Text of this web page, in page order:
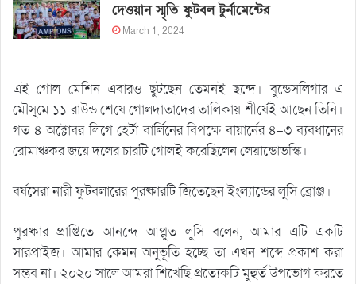
দেওয়ান স্মৃতি ফুটবল টুর্নামেন্টের
March 1, 2024
এই গোল মেশিন এবারও ছুটছেন তেমনই ছন্দে। বুন্ডেসলিগার এ
মৌসুমে ১১ রাউন্ড শেষে গোলদাতাদের তালিকায় শীর্ষেই আছেন তিনি।
গত ৪ অক্টোবর লিগে হের্টা বার্লিনের বিপক্ষে বায়ার্নের ৪-৩ ব্যবধানের
রোমাঞ্চকর জয়ে দলের চারটি গোলই করেছিলেন লেয়ান্ডোভস্কি।
বর্ষসেরা নারী ফুটবলারের পুরষ্কারটি জিতেছেন ইংল্যান্ডের লুসি ব্রোঞ্জ।
পুরষ্কার প্রাপ্তিতে আনন্দে আপ্লুত লুসি বলেন, আমার এটি একটি
সারপ্রাইজ। আমার কেমন অনুভূতি হচ্ছে তা এখন শব্দে প্রকাশ করা
সম্ভব না। ২০২০ সালে আমরা শিখেছি প্রত্যেকটি মুহুর্ত উপভোগ করতে